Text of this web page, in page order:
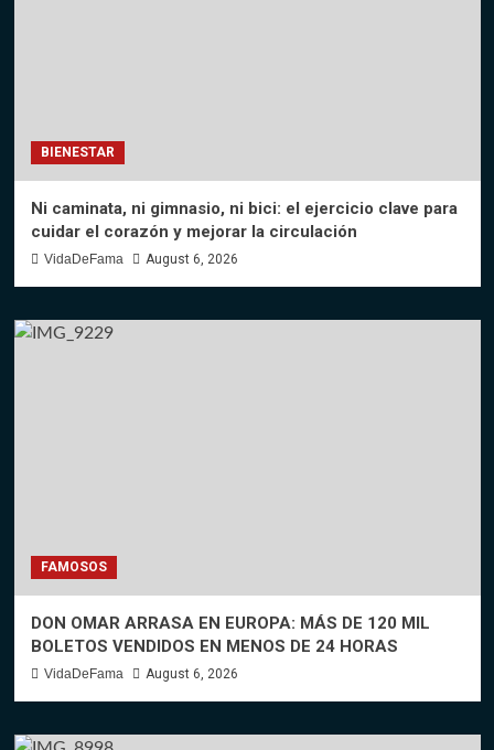
BIENESTAR
Ni caminata, ni gimnasio, ni bici: el ejercicio clave para
cuidar el corazón y mejorar la circulación
VidaDeFama August 6, 2026
FAMOSOS
DON OMAR ARRASA EN EUROPA: MÁS DE 120 MIL
BOLETOS VENDIDOS EN MENOS DE 24 HORAS
VidaDeFama August 6, 2026